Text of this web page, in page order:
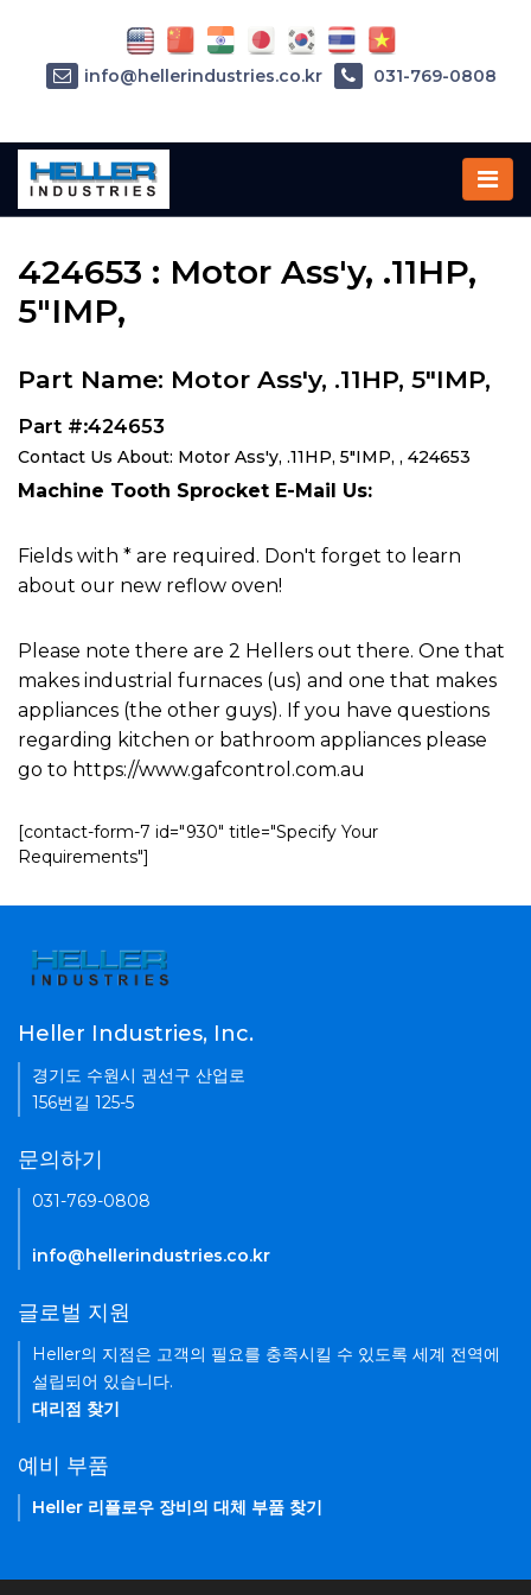
Home»Parts»424653
424653 : Motor Ass'y, .11HP,
5"IMP,
Part Name: Motor Ass'y, .11HP, 5"IMP,
Part #:424653
Contact Us About: Motor Ass'y, .11HP, 5"IMP, , 424653
Machine Tooth Sprocket E-Mail Us:
Fields with * are required. Don't forget to learn
about our new reflow oven!
Please note there are 2 Hellers out there. One that
makes industrial furnaces (us) and one that makes
appliances (the other guys). If you have questions
regarding kitchen or bathroom appliances please
go to https://www.gafcontrol.com.au
[contact-form-7 id="930" title="Specify Your
Requirements"]
info@hellerindustries.co.kr 031-769-0808
Heller Industries, Inc.
경기도 수원시 권선구 산업로
156번길 125-5
문의하기
031-769-0808
info@hellerindustries.co.kr
글로벌 지원
Heller의 지점은 고객의 필요를 충족시킬 수 있도록 세계 전역에
설립되어 있습니다.
대리점 찾기
예비 부품
Heller 리플로우 장비의 대체 부품 찾기